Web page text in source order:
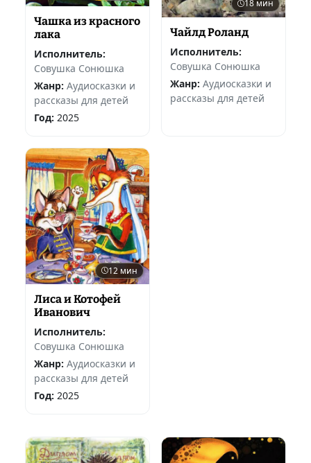
Чашка из красного
лака
Исполнитель:
Совушка Сонюшка
Жанр: Аудиосказки и
рассказы для детей
Год: 2025
18 мин
Чайлд Роланд
Исполнитель:
Совушка Сонюшка
Жанр: Аудиосказки и
рассказы для детей
12 мин
Лиса и Котофей
Иванович
Исполнитель:
Совушка Сонюшка
Жанр: Аудиосказки и
рассказы для детей
Год: 2025